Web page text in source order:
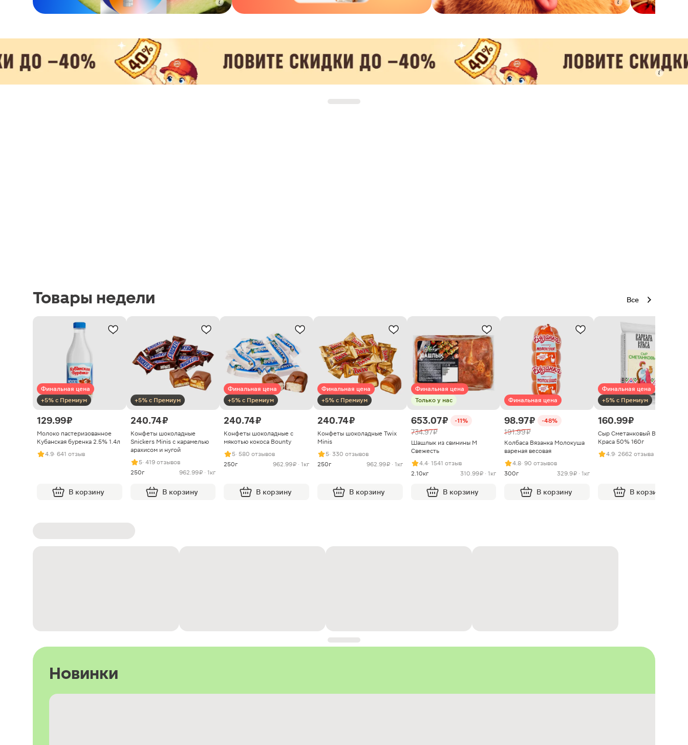
Товары недели Все
Финальная цена
+5% с Премиум
129.99 ₽
Молоко пастеризованное
Кубанская буренка 2.5% 1.4л
4.9· 641 отзыв
В корзину
+5% с Премиум
240.74 ₽
Конфеты шоколадные
Snickers Minis с карамелью
арахисом и нугой
5· 419 отзывов
250г
962.99 ₽ · 1кг
В корзину
Финальная цена
+5% с Премиум
240.74 ₽
Конфеты шоколадные с
мякотью кокоса Bounty
5· 580 отзывов
250г
962.99 ₽ · 1кг
В корзину
Финальная цена
+5% с Премиум
240.74 ₽
Конфеты шоколадные Twix
Minis
5· 330 отзывов
250г
962.99 ₽ · 1кг
В корзину
Финальная цена
Только у нас
653.07 ₽ -11%
734.97 ₽
Шашлык из свинины М
Свежесть
4.4· 1541 отзыв
2.10кг
310.99 ₽ · 1кг
В корзину
Финальная цена
98.97 ₽ -48%
191.99 ₽
Колбаса Вязанка Молокуша
вареная весовая
4.8· 90 отзывов
300г
329.9 ₽ · 1кг
В корзину
Финальная цена
+5% с Премиум
160.99 ₽
Сыр Сметанковый Варвара
Краса 50% 160г
4.9· 2662 отзыва
В корзину
Новинки